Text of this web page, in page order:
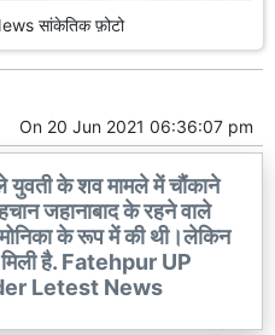
सांकेतिक फ़ोटो
On 20 Jun 2021 06:36:07 pm
युवती के शव मामले में चौंकाने
जहानाबाद के रहने वाले
के रूप में की थी।लेकिन
मिली है. Fatehpur UP
Letest News